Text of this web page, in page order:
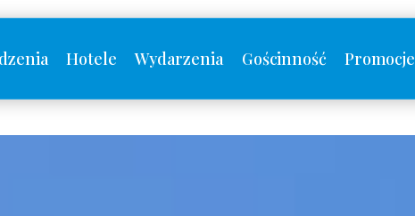
Hotele Wydarzenia Gościnność Promocje